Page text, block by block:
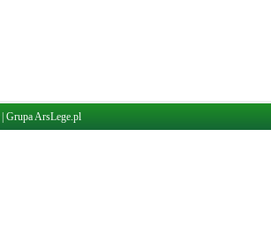
Grupa ArsLege.pl